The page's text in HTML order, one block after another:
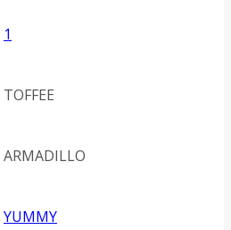
1
TOFFEE
ARMADILLO
YUMMY